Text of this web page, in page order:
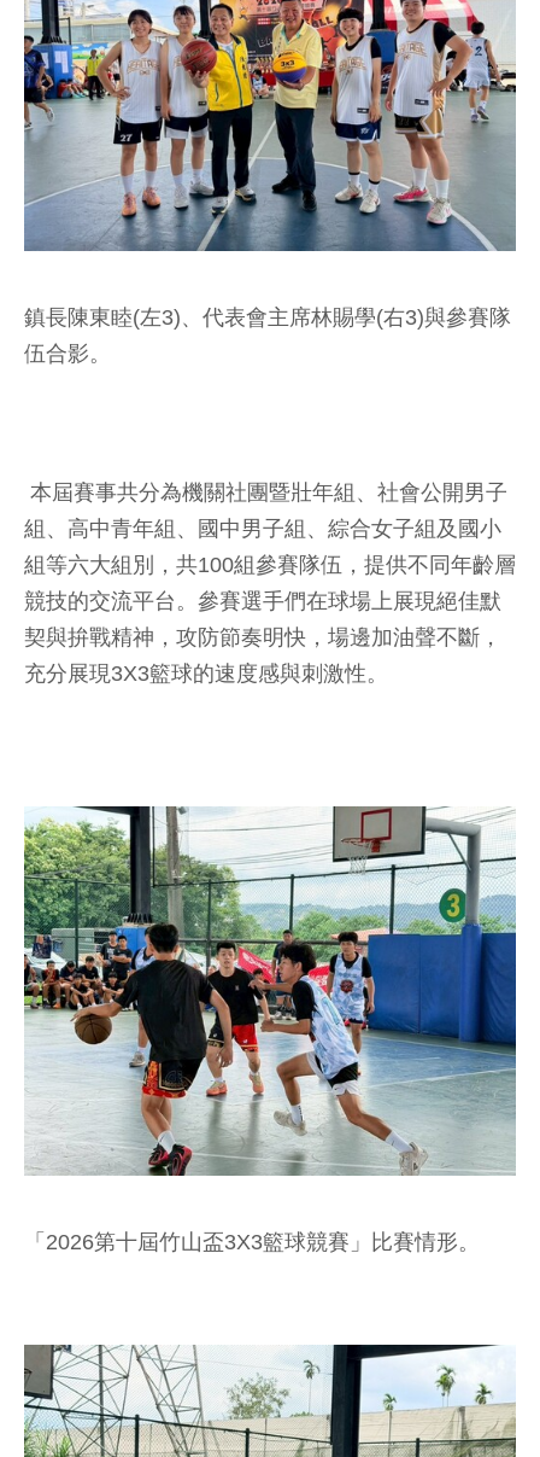
鎮長陳東睦(左3)、代表會主席林賜學(右3)與參賽隊
伍合影。
本屆賽事共分為機關社團暨壯年組、社會公開男子
組、高中青年組、國中男子組、綜合女子組及國小
組等六大組別，共100組參賽隊伍，提供不同年齡層
競技的交流平台。參賽選手們在球場上展現絕佳默
契與拚戰精神，攻防節奏明快，場邊加油聲不斷，
充分展現3X3籃球的速度感與刺激性。
「2026第十屆竹山盃3X3籃球競賽」比賽情形。